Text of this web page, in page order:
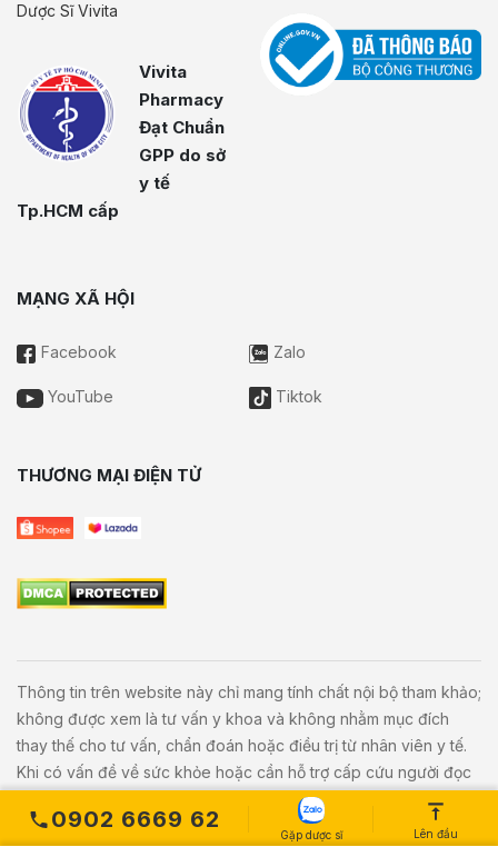
0902 6669 62
Gặp dược sĩ Lên đầu
Dược Sĩ Vivita
Vivita
Pharmacy
Đạt Chuẩn
GPP do sở
y tế
Tp.HCM cấp
MẠNG XÃ HỘI
Facebook Zalo
YouTube Tiktok
THƯƠNG MẠI ĐIỆN TỬ
Thông tin trên website này chỉ mang tính chất nội bộ tham khảo;
không được xem là tư vấn y khoa và không nhằm mục đích
thay thế cho tư vấn, chẩn đoán hoặc điều trị từ nhân viên y tế.
Khi có vấn đề về sức khỏe hoặc cần hỗ trợ cấp cứu người đọc
cần liên hệ bác sĩ và cơ sở y tế gần nhất.
Copyright © 2020Vivita.vnAll Rights Reserved. Powered byL